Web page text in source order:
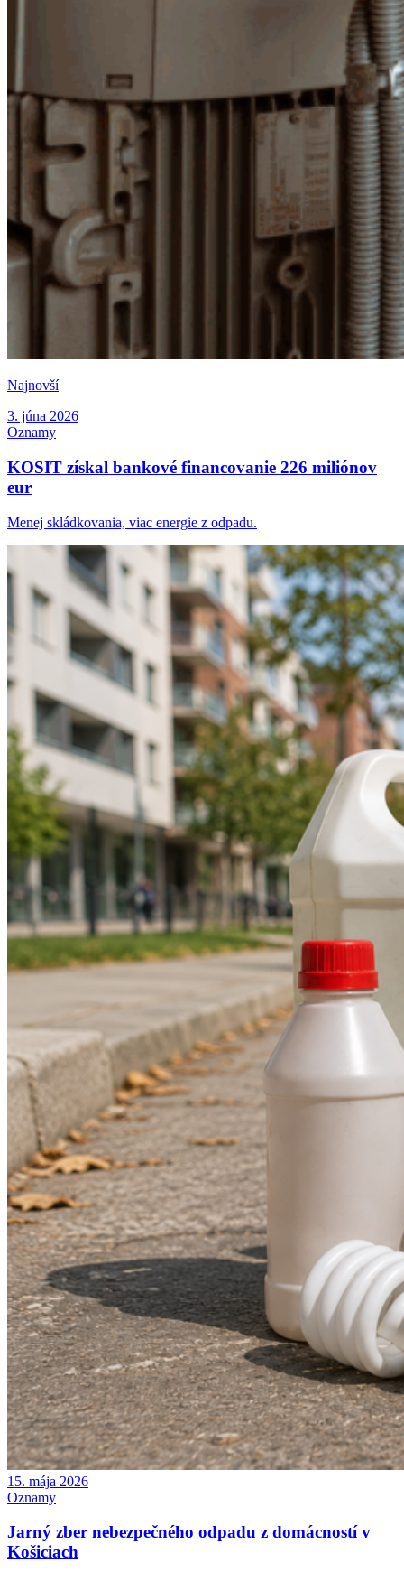
Najnovší
3. júna 2026
Oznamy
KOSIT získal bankové financovanie 226 miliónov
eur
Menej skládkovania, viac energie z odpadu.
15. mája 2026
Oznamy
Jarný zber nebezpečného odpadu z domácností v
Košiciach